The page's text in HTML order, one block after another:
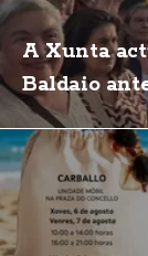
A Xunta
Baldaio